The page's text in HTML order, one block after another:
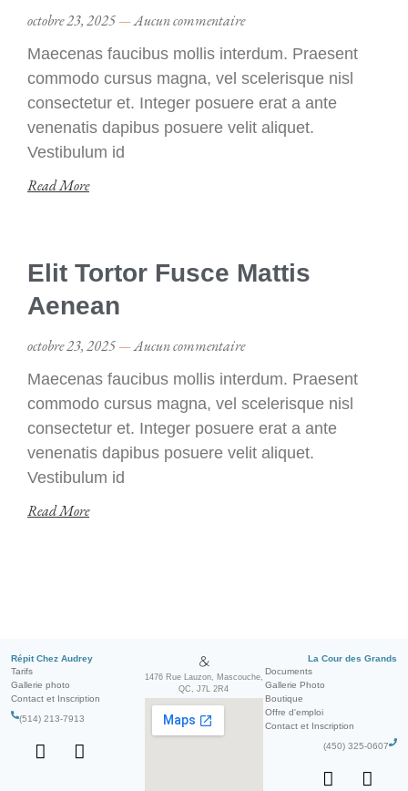
octobre 23, 2025 Aucun commentaire
Maecenas faucibus mollis interdum. Praesent
commodo cursus magna, vel scelerisque nisl
consectetur et. Integer posuere erat a ante
venenatis dapibus posuere velit aliquet.
Vestibulum id
Read More
Elit Tortor Fusce Mattis
Aenean
octobre 23, 2025 Aucun commentaire
Maecenas faucibus mollis interdum. Praesent
commodo cursus magna, vel scelerisque nisl
consectetur et. Integer posuere erat a ante
venenatis dapibus posuere velit aliquet.
Vestibulum id
Read More
Répit Chez Audrey
Tarifs
Gallerie photo
Contact et Inscription
(514) 213-7913
&
1476 Rue Lauzon, Mascouche,
QC,J7L 2R4
La Cour des Grands
Documents
Gallerie Photo
Boutique
Offre d'emploi
Contact et Inscription
(450) 325-0607